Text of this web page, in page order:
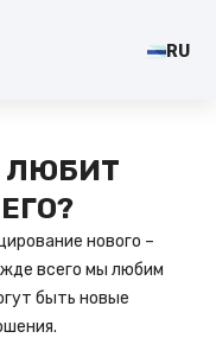
RU
ЛЮБИТ
нового –
всего мы любим
быть новые